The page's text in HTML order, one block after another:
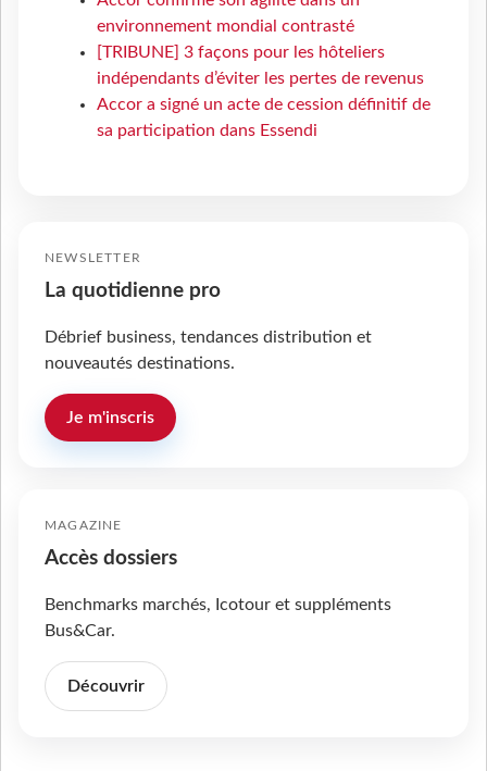
environnement mondial contrasté
[TRIBUNE] 3 façons pour les hôteliers
indépendants d’éviter les pertes de revenus
Accor a signé un acte de cession définitif de
sa participation dans Essendi
NEWSLETTER
La quotidienne pro
Débrief business, tendances distribution et
nouveautés destinations.
Je m'inscris
MAGAZINE
Accès dossiers
Benchmarks marchés, Icotour et suppléments
Bus&Car.
Découvrir